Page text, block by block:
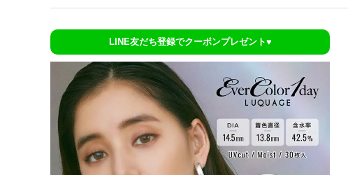
LINE友だち登録でクーポンプレゼント♥